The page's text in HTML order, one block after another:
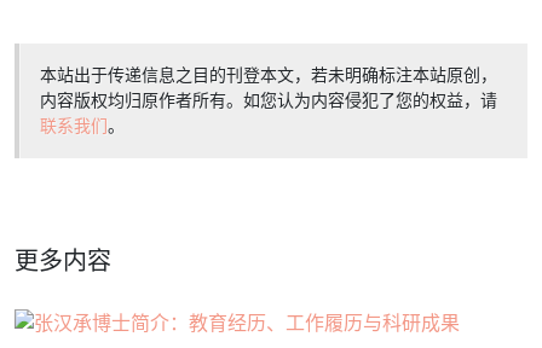
本站出于传递信息之目的刊登本文，若未明确标注本站原创，
内容版权均归原作者所有。如您认为内容侵犯了您的权益，请
联系我们。
更多内容